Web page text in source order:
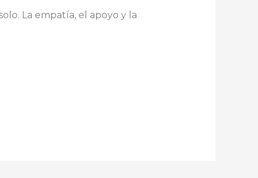
La empatía, el apoyo y la